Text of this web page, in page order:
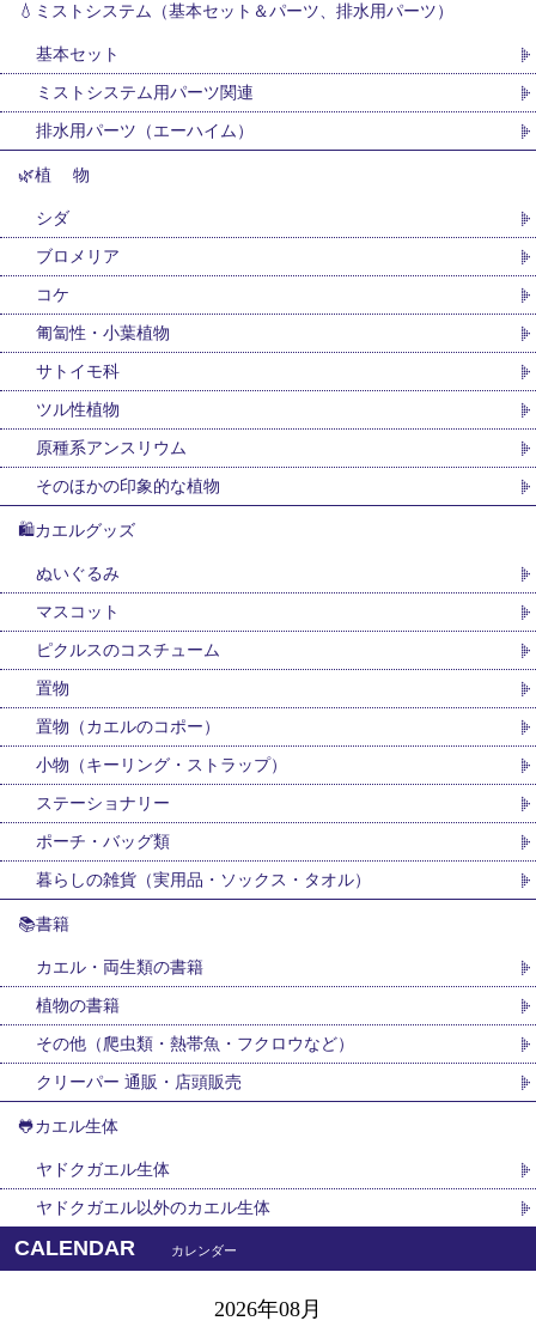
💧ミストシステム（基本セット＆パーツ、排水用パーツ）
基本セット
ミストシステム用パーツ関連
排水用パーツ（エーハイム）
🌿植 物
シダ
ブロメリア
コケ
匍匐性・小葉植物
サトイモ科
ツル性植物
原種系アンスリウム
そのほかの印象的な植物
🛍カエルグッズ
ぬいぐるみ
マスコット
ピクルスのコスチューム
置物
置物（カエルのコポー）
小物（キーリング・ストラップ）
ステーショナリー
ポーチ・バッグ類
暮らしの雑貨（実用品・ソックス・タオル）
📚書籍
カエル・両生類の書籍
植物の書籍
その他（爬虫類・熱帯魚・フクロウなど）
クリーパー 通販・店頭販売
🐸カエル生体
ヤドクガエル生体
ヤドクガエル以外のカエル生体
CALENDAR カレンダー
2026年08月